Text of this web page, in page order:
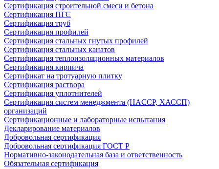
Сертификация строительной смеси и бетона
Сертификация ПГС
Сертификация труб
Сертификация профилей
Сертификация стальных гнутых профилей
Сертификация стальных канатов
Сертификация теплоизоляционных материалов
Сертификация кирпича
Сертификат на тротуарную плитку
Сертификация раствора
Сертификация уплотнителей
Сертификация систем менеджмента (HACCP, ХАССП)
организаций
Сертификационные и лабораторные испытания
Декларирование материалов
Добровольная сертификация
Добровольная сертификация ГОСТ Р
Нормативно-законодательная база и ответственность
Обязательная сертификация